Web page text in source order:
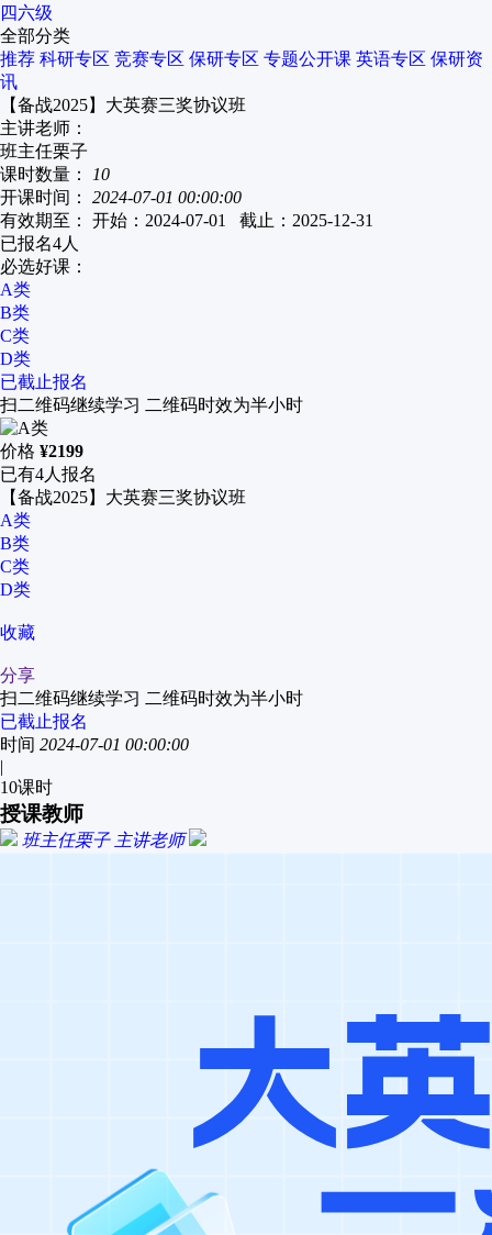
四六级
全部分类
推荐 科研专区 竞赛专区 保研专区 专题公开课 英语专区 保研资
讯
【备战2025】大英赛三奖协议班
主讲老师：
班主任栗子
课时数量：
10
开课时间：
2024-07-01 00:00:00
有效期至：
开始：2024-07-01 截止：2025-12-31
已报名4人
必选好课：
A类
B类
C类
D类
已截止报名
扫二维码继续学习 二维码时效为半小时
价格 ¥2199
已有4人报名
【备战2025】大英赛三奖协议班
A类
B类
C类
D类
收藏
分享
扫二维码继续学习 二维码时效为半小时
已截止报名
时间 2024-07-01 00:00:00
|
10课时
授课教师
班主任栗子 主讲老师